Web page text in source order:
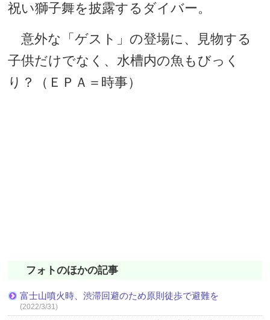
祝い獅子舞を披露するダイバー。
意外な「ゲスト」の登場に、見物する
子供だけでなく、水槽内の魚もびっく
り？（ＥＰＡ＝時事）
フォトのほかの記事
富士山噴火時、渋滞回避のため原則徒歩で避難を
(2022/3/31)